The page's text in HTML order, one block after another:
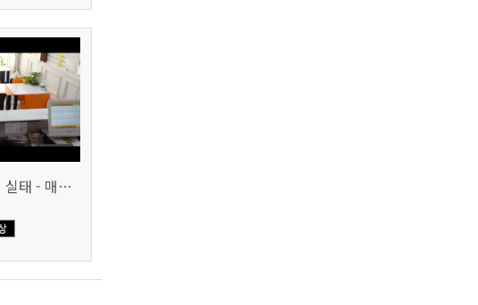
데이터로 본 자영업 실태 - 매출 '뚝', 장수 업소도 '휘청'